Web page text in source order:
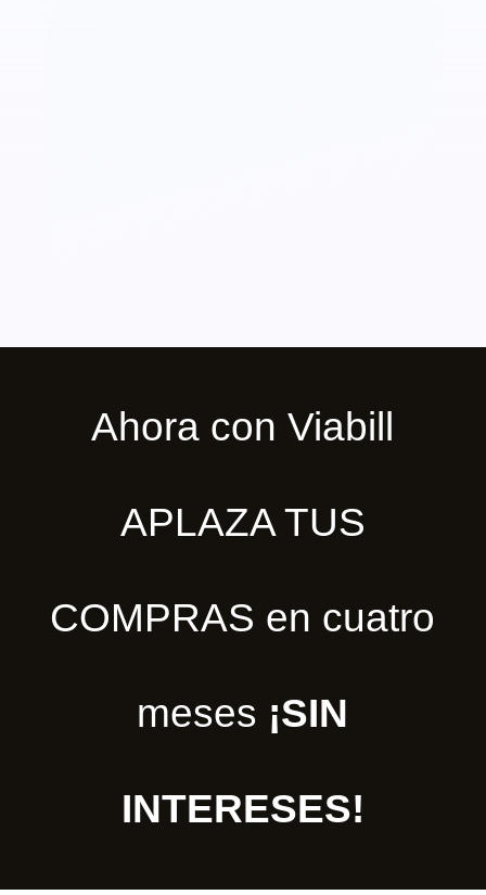
Ahora con Viabill
APLAZA TUS
COMPRAS en cuatro
meses ¡SIN
INTERESES!